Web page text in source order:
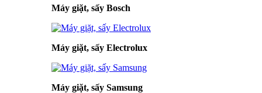
Máy giặt, sấy Bosch
Máy giặt, sấy Electrolux
Máy giặt, sấy Samsung